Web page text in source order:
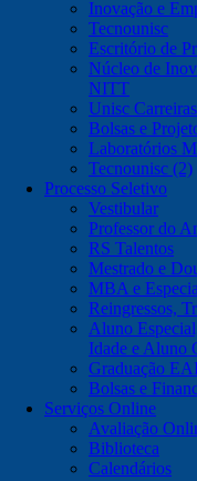
Inovação e
Tecnounisc
Escritório de
Núcleo de
NITT
Unisc Carreiras
Bolsas e
Laboratórios
Tecnounisc (2)
Processo Seletivo
Vestibular
Professor do
RS Talentos
Mestrado e
MBA e
Reingressos,
Aluno
Idade e Aluno
Graduação
Bolsas e
Serviços Online
Avaliação
Biblioteca
Calendários